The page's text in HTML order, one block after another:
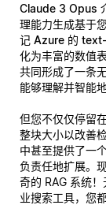
Claude 3 Opus
理能力生成基于
记 Azure 的
化为丰富的数值
共同形成了一条
能够理解并智能
但您不仅仅停留
整块大小以改善
中甚至提供了一
负责任地扩展。
奇的 RAG 系统
业搜索工具，您